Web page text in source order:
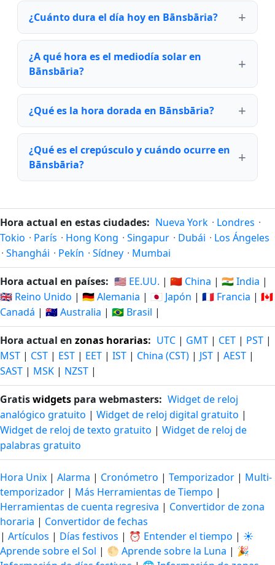
¿Cuánto dura el día hoy en Bānsbāria?
¿A qué hora es el mediodía solar en
Bānsbāria?
¿Qué es la hora dorada en Bānsbāria?
¿Qué es el crepúsculo y cuándo ocurre en
Bānsbāria?
Hora actual en estas ciudades: Nueva York · Londres ·
Tokio · París · Hong Kong · Singapur · Dubái · Los Ángeles
· Shanghái · Pekín · Sídney · Mumbai
Hora actual en países: 🇺🇸 EE.UU. | 🇨🇳 China | 🇮🇳 India |
🇬🇧 Reino Unido | 🇩🇪 Alemania | 🇯🇵 Japón | 🇫🇷 Francia | 🇨🇦
Canadá | 🇦🇺 Australia | 🇧🇷 Brasil |
Hora actual en zonas horarias: UTC | GMT | CET | PST |
MST | CST | EST | EET | IST | China (CST) | JST | AEST |
SAST | MSK | NZST |
Gratiswidgets para webmasters: Widget de reloj
analógico gratuito | Widget de reloj digital gratuito |
Widget de reloj de texto gratuito | Widget de reloj de
palabras gratuito
Hora Unix | Alarma | Cronómetro | Temporizador | Multi-
temporizador | Más Herramientas de Tiempo |
Herramientas de cuenta regresiva | Convertidor de zona
horaria | Convertidor de fechas
| Artículos | Días festivos | ⏰ Entender el tiempo | ☀️
Aprende sobre el Sol | 🌕 Aprende sobre la Luna | 🎉